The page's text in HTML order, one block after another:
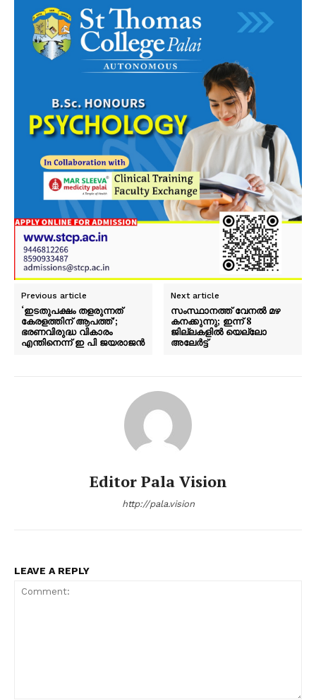
Previous article
‘ഇടതുപക്ഷം തളരുന്നത്
കേരളത്തിന് ആപത്ത്’;
ഭരണവിരുദ്ധ വികാരം
എന്തിനെന്ന് ഇ പി ജയരാജൻ
Next article
സംസ്ഥാനത്ത് വേനൽ മഴ
കനക്കുന്നു; ഇന്ന് 8
ജില്ലകളിൽ യെല്ലോ
അലേർട്ട്
Editor Pala Vision
http://pala.vision
LEAVE A REPLY